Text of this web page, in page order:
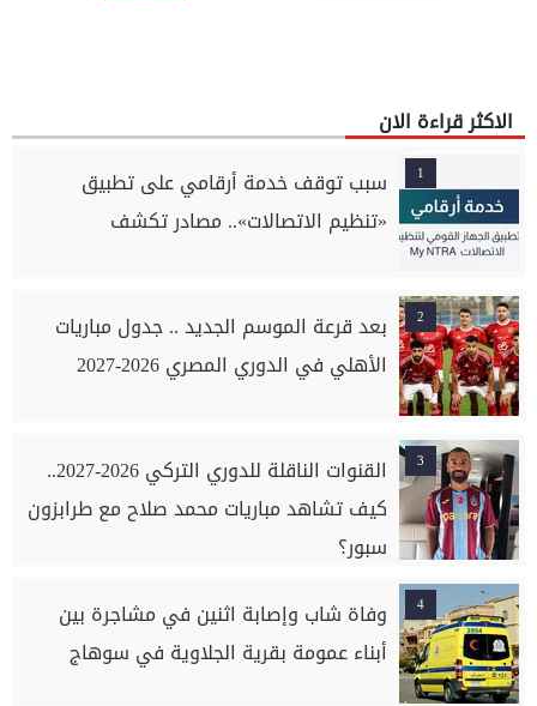
الاكثر قراءة الان
1
سبب توقف خدمة أرقامي على تطبيق
«تنظيم الاتصالات».. مصادر تكشف
2
بعد قرعة الموسم الجديد .. جدول مباريات
الأهلي في الدوري المصري 2026-2027
3
القنوات الناقلة للدوري التركي 2026-2027..
كيف تشاهد مباريات محمد صلاح مع طرابزون
سبور؟
4
وفاة شاب وإصابة اثنين في مشاجرة بين
أبناء عمومة بقرية الجلاوية في سوهاج